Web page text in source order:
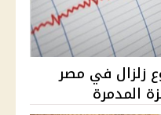
زلزال في مصر
المدمرة